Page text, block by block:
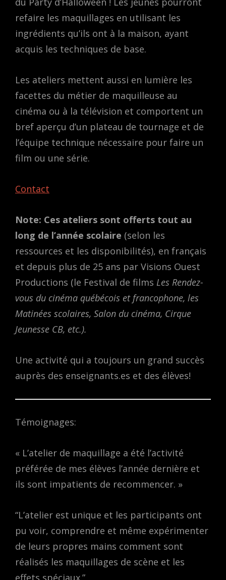
refaire les maquillages en utilisant les
ingrédients qu’ils ont à la maison, ayant
acquis les techniques de base.
Les ateliers mettent aussi en lumière les
facettes du métier de maquilleuse au
cinéma ou à la télévision et comportent un
bref aperçu d’un plateau de tournage et de
l’équipe technique nécessaire pour faire un
film ou une série.
Contact
Note: Ces ateliers sont offerts tout au
long de l’année scolaire (selon les
ressources et les disponibilités), en français
et depuis plus de 25 ans par Visions Ouest
Productions (le Festival de films Les Rendez-
vous du cinéma québécois et francophone, les
Matinées scolaires, Salon du cinéma, Cirque
Jeunesse CB, etc.).
Une activité qui a toujours un grand succès
auprès des enseignants.es et des élèves!
Témoignages:
« L’atelier de maquillage a été l’activité
préférée de mes élèves l’année dernière et
ils sont impatients de recommencer. »
“L’atelier est unique et les participants ont
pu voir, comprendre et même expérimenter
de leurs propres mains comment sont
réalisés les maquillages de scène et les